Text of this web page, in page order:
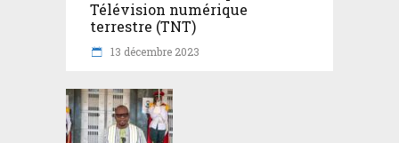
Télévision numérique
terrestre (TNT)
13 décembre 2023